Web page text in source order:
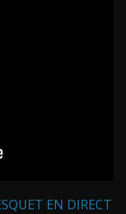
EN DIRECT